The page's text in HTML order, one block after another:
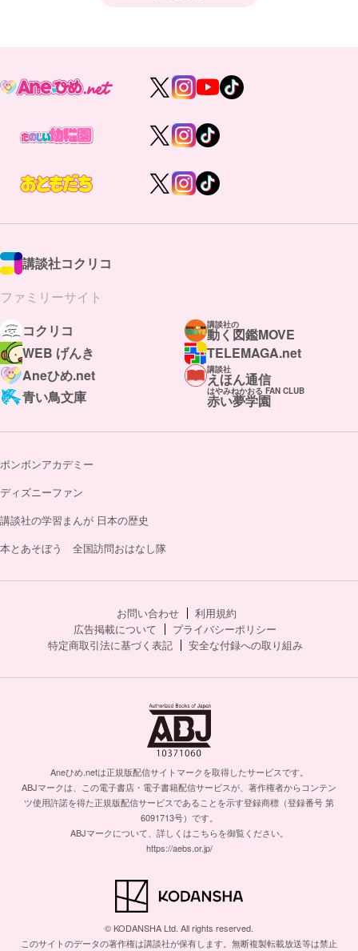
講談社コクリコ
ファミリーサイト
コクリコ
講談社の
動く図鑑MOVE
WEB げんき
TELEMAGA.net
Aneひめ.net
講談社
えほん通信
青い鳥文庫
はやみねかおる FAN CLUB
赤い夢学園
ボンボンアカデミー
ディズニーファン
講談社の学習まんが 日本の歴史
本とあそぼう 全国訪問おはなし隊
お問い合わせ
利用規約
広告掲載について
プライバシーポリシー
特定商取引法に基づく表記
安全な付録への取り組み
Aneひめ.netは正規版配信サイトマークを取得したサービスです。
ABJマークは、この電子書店・電子書籍配信サービスが、著作権者からコンテン
ツ使用許諾を得た正規版配信サービスであることを示す登録商標（登録番号 第
6091713号）です。
ABJマークについて、詳しくはこちらを御覧ください。
https://aebs.or.jp/
© KODANSHA Ltd. All rights reserved.
このサイトのデータの著作権は講談社が保有します。無断複製転載放送等は禁止